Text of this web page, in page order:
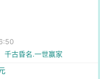
千古昏名.一世赢家